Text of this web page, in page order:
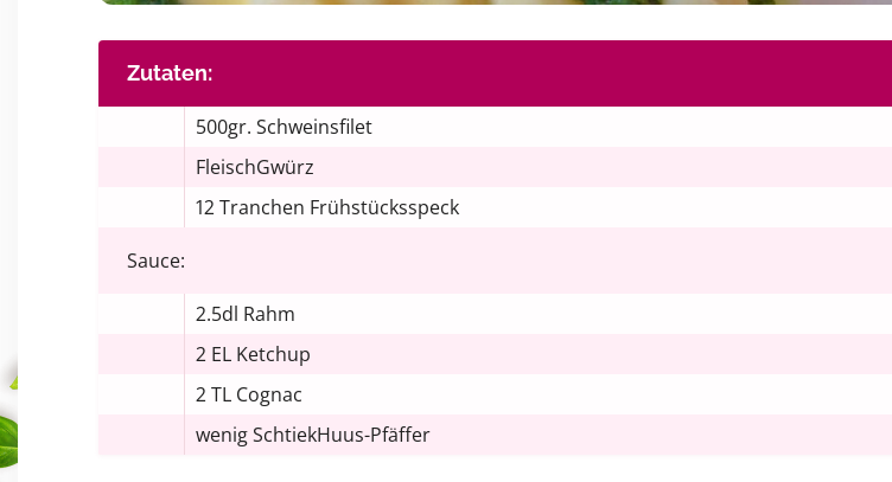
Zutaten:
500gr. Schweinsfilet
FleischGwürz
12 Tranchen Frühstücksspeck
Sauce:
2.5dl Rahm
2 EL Ketchup
2 TL Cognac
wenig SchtiekHuus-Pfäffer